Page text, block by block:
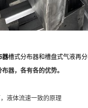
器槽式分布器和槽盘式气液再
器，各有各的优势。
液体流速一致的原理